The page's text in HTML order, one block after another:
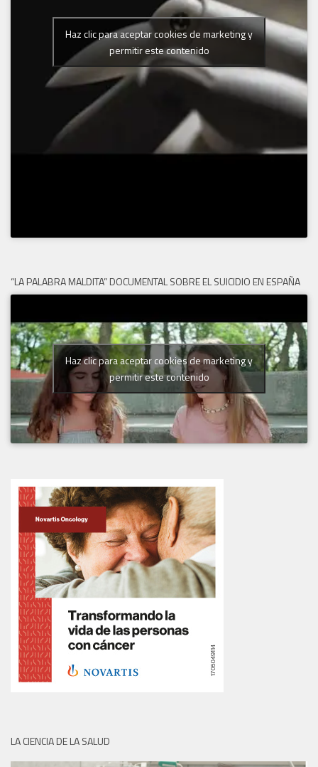
Haz clic para aceptar cookies de marketing y
permitir este contenido
“LA PALABRA MALDITA” DOCUMENTAL SOBRE EL SUICIDIO EN ESPAÑA
Haz clic para aceptar cookies de marketing y
permitir este contenido
LA CIENCIA DE LA SALUD